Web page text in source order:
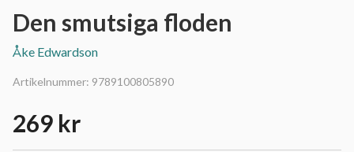
Den smutsiga floden
Åke Edwardson
Artikelnummer: 9789100805890
269 kr